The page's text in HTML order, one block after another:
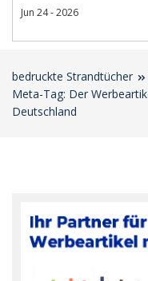
Jun 24 - 2026
bedruckte Strandtücher
Meta-Tag: Der
Deutschland